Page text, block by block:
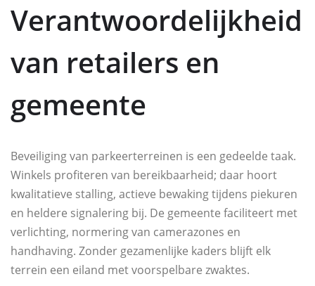
Verantwoordelijkheid
van retailers en
gemeente
Beveiliging van parkeerterreinen is een gedeelde taak.
Winkels profiteren van bereikbaarheid; daar hoort
kwalitatieve stalling, actieve bewaking tijdens piekuren
en heldere signalering bij. De gemeente faciliteert met
verlichting, normering van camerazones en
handhaving. Zonder gezamenlijke kaders blijft elk
terrein een eiland met voorspelbare zwaktes.